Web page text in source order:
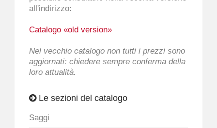
all'indirizzo:
Catalogo «old version»
Nel vecchio catalogo non tutti i prezzi sono
aggiornati: chiedere sempre conferma della
loro attualità.
Le sezioni del catalogo
Saggi